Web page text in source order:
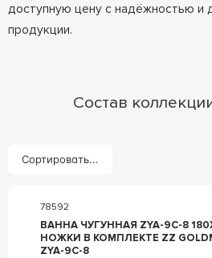
доступную цену с надёжностью и
продукции.
Состав
Сортировать...
78592
ВАННА ЧУГУННАЯ ZYA-9C-8 180Х80Х45, РУЧКИ И
НОЖКИ В КОМПЛЕКТЕ ZZ
ZYA-9C-8